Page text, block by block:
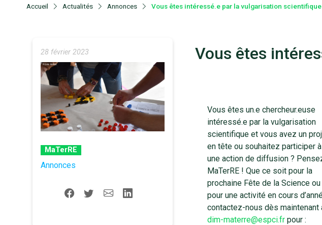
Accueil Actualités Annonces Vous êtes intéressé.e par la vulgarisation scientifique
28 février 2023
MaTerRE
Annonces
Vous êtes
Vous êtes un.e chercheur.euse
intéressé.e par la vulgarisation
scientifique et vous avez un
en tête ou souhaitez participer à
une action de diffusion ?
MaTerRE ! Que ce soit pour la
prochaine Fête de la Science ou
pour une activité en cours
contactez-nous dès maintenant
dim-materre@espci.frpour :